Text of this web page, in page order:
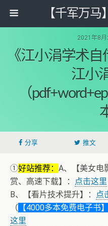
【千军万马
2021年8月
《江小涓学术
江小
（
分享 推文
①好站推荐： A、【美女电
赏、高速下载】：
点击这里
B、【看片技术提升】：
点
（ 【4000多本免费电子书
这里